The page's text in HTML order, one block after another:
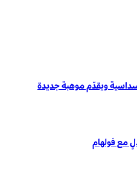
ويقدّم موهبة جديدة
مع فولهام